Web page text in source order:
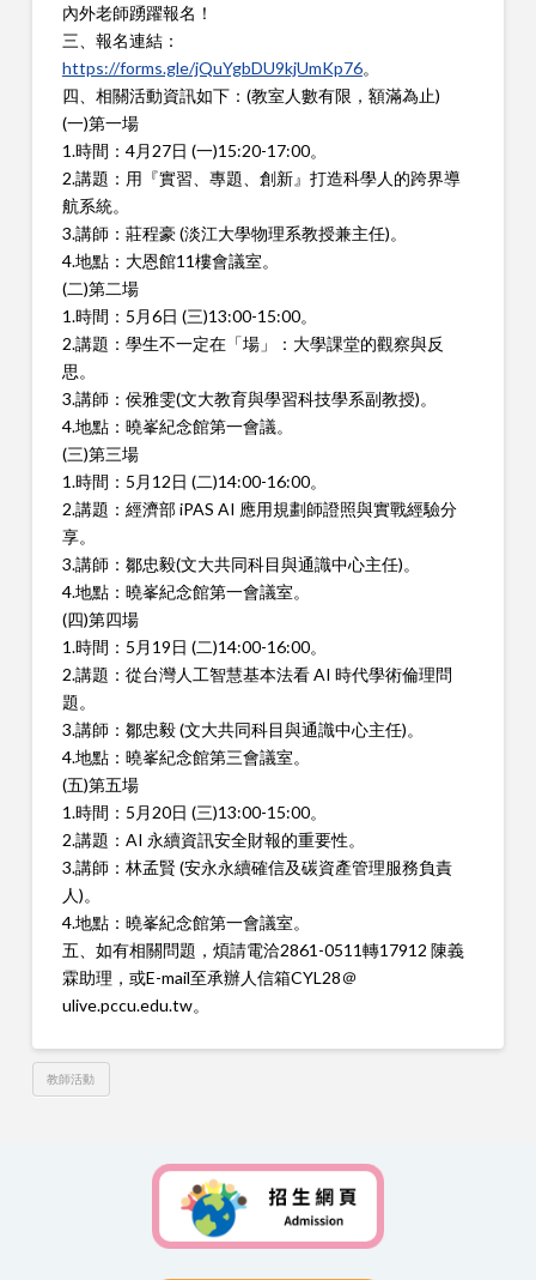
內外老師踴躍報名！
三、報名連結：
https://forms.gle/jQuYgbDU9kjUmKp76。
四 、相關活動資訊如下：(教室人數有限，額滿為止)
(一)第一場
1.時間：4月27日 (一)15:20-17:00。
2.講題：用『實習、專題、創新』打造科學人的跨界導
航系統。
3.講師：莊程豪 (淡江大學物理系教授兼主任)。
4.地點：大恩館11樓會議室。
(二)第二場
1.時間：5月6日 (三)13:00-15:00。
2.講題：學生不一定在「場」：大學課堂的觀察與反
思。
3.講師：侯雅雯(文大教育與學習科技學系副教授)。
4.地點：曉峯紀念館第一會議。
(三)第三場
1.時間：5月12日 (二)14:00-16:00。
2.講題：經濟部 iPAS AI 應用規劃師證照與實戰經驗分
享。
3.講師：鄒忠毅(文大共同科目與通識中心主任)。
4.地點：曉峯紀念館第一會議室。
(四)第四場
1.時間：5月19日 (二)14:00-16:00。
2.講題：從台灣人工智慧基本法看 AI 時代學術倫理問
題。
3.講師：鄒忠毅 (文大共同科目與通識中心主任)。
4.地點：曉峯紀念館第三會議室。
(五)第五場
1.時間：5月20日 (三)13:00-15:00。
2.講題：AI 永續資訊安全財報的重要性。
3.講師：林孟賢 (安永永續確信及碳資產管理服務負責
人)。
4.地點：曉峯紀念館第一會議室。
五、 如有相關問題，煩請電洽2861-0511轉17912 陳義
霖助理，或E-mail至承辦人信箱CYL28＠
ulive.pccu.edu.tw。
教師活動